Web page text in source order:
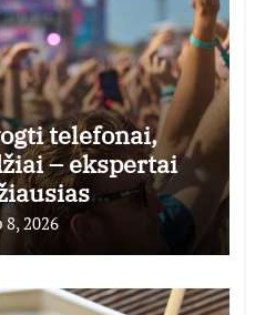
telefonai,
– ekspertai
8, 2026